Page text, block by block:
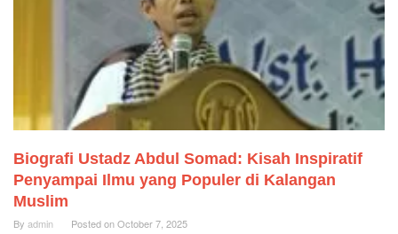
Biografi Ustadz Abdul Somad: Kisah Inspiratif
Penyampai Ilmu yang Populer di Kalangan
Muslim
By admin Posted onOctober 7, 2025